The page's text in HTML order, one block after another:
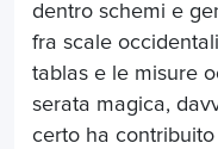
dentro schemi e
fra scale
tablas e le misure
serata magica,
certo ha